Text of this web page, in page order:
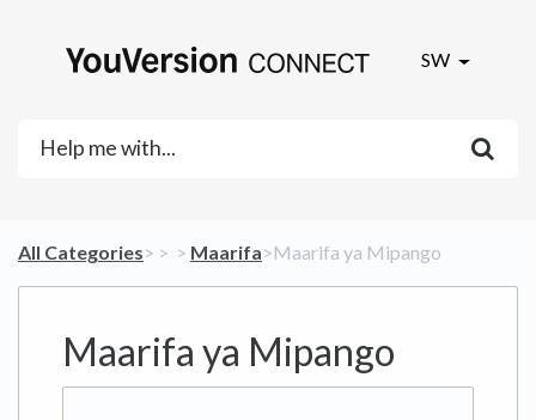
SW
All Categories​>​ ​ > ​ ​ > ​ ​Maarifa​>​ Maarifa ya Mipango
Maarifa ya Mipango